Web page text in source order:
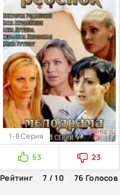
1-8 Серия
53
23
Рейтинг
7 / 10 76 Голосов